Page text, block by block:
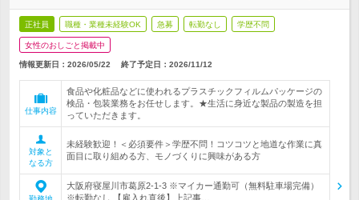
正社員 職種・業種未経験OK 急募 転勤なし 学歴不問
女性のおしごと掲載中
情報更新日：2026/05/22 終了予定日： 2026/11/12
仕事内容
食品や化粧品などに使われるプラスチックフィルムパッケージの
検品・包装業務をお任せします。★生活に身近な製品の製造を担
っていただきます。
対象と
なる方
未経験歓迎！＜必須要件＞学歴不問！コツコツと地道な作業に真
面目に取り組める方、モノづくりに興味がある方
大阪府寝屋川市葛原2-1-3 ※マイカー通勤可（無料駐車場完備）
※転勤なし 【雇入れ直後】上記事…